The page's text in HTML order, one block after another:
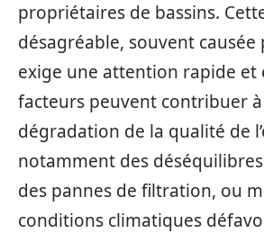
propriétaires de bassins.
désagréable, souvent causée
exige une attention rapide et
facteurs peuvent contribuer
dégradation de la qualité de
notamment des
des pannes de filtration, ou
conditions climatiques